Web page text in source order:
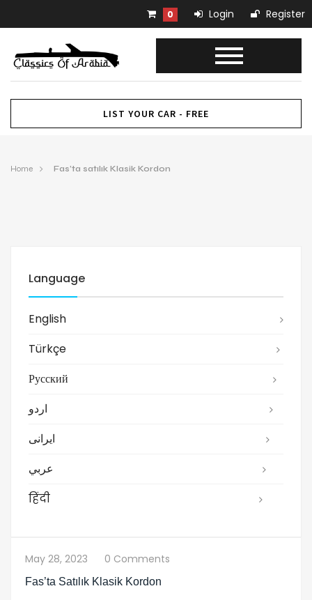
0 Login Register
LIST YOUR CAR - FREE
Home Fas’ta satılık Klasik Kordon
Language
English
Türkçe
Русский
اردو
ایرانی
عربي
हिंदी
May 28, 2023 0 Comments
Fas’ta Satılık Klasik Kordon